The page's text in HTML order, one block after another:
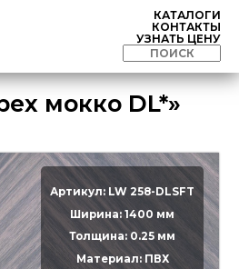
КАТАЛОГИ
КОНТАКТЫ
УЗНАТЬ ЦЕНУ
мокко DL*»
Артикул: LW 258-DLSFT
Ширина: 1400 мм
Толщина: 0.25 мм
Материал: ПВХ